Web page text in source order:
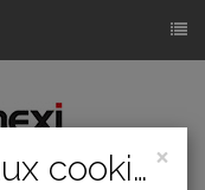
×
Politique relative aux cookies